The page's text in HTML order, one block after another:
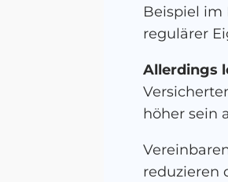
Beispiel im
regulärer
Allerdings
höher sein
reduzieren